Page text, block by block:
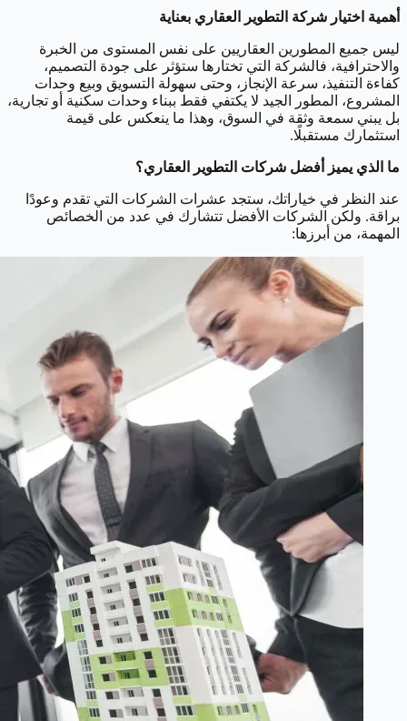
أهمية اختيار شركة التطوير العقاري بعناية
ليس جميع المطورين العقاريين على نفس المستوى من الخبرة
والاحترافية، فالشركة التي تختارها ستؤثر على جودة التصميم،
كفاءة التنفيذ، سرعة الإنجاز، وحتى سهولة التسويق وبيع وحدات
المشروع، المطور الجيد لا يكتفي فقط ببناء وحدات سكنية أو تجارية،
بل يبني سمعة وثقة في السوق، وهذا ما ينعكس على قيمة
استثمارك مستقبلًا.
ما الذي يميز أفضل شركات التطوير العقاري؟
عند النظر في خياراتك، ستجد عشرات الشركات التي تقدم وعودًا
براقة. ولكن الشركات الأفضل تتشارك في عدد من الخصائص
المهمة، من أبرزها: